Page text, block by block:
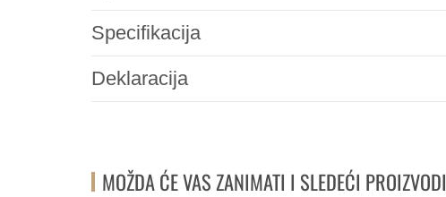
Specifikacija
Deklaracija
MOŽDA ĆE VAS ZANIMATI I SLEDEĆI PROIZVODI